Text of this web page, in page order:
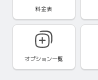
料金表
オプション一覧